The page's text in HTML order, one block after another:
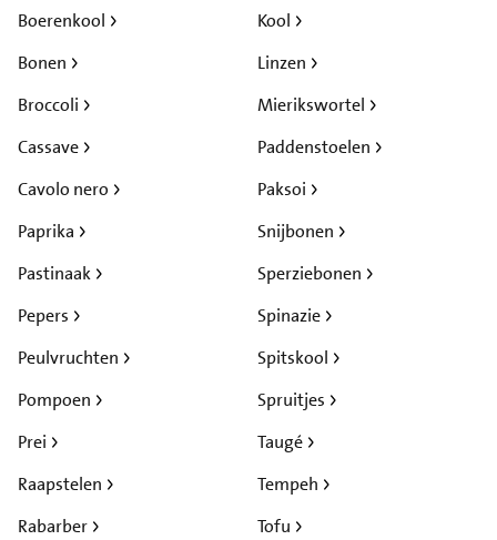
Boerenkool
Bonen
Broccoli
Cassave
Cavolo nero
Kool
Linzen
Mierikswortel
Paddenstoelen
Paksoi
Paprika
Pastinaak
Pepers
Peulvruchten
Pompoen
Prei
Raapstelen
Rabarber
Snijbonen
Sperziebonen
Spinazie
Spitskool
Spruitjes
Taugé
Tempeh
Tofu